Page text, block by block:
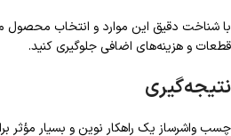
با شناخت دقیق این موارد و انتخاب محصول
قطعات و هزینه‌های اضافی جلوگیری کنید.
نتیجه‌گیری
چسب واشرساز یک راهکار نوین و بسیار مؤثر